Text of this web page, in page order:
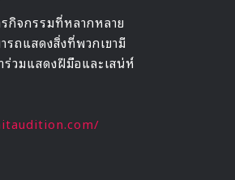
กิจกรรมที่หลากหลาย
รถแสดงสิ่งที่พวกเขามี
ร่วมแสดงฝีมือและเสน่ห์